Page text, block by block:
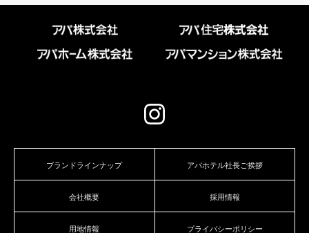
ブランドラインナップ アパホテル社長ご挨拶
会社概要 採用情報
用地情報 プライバシーポリシー